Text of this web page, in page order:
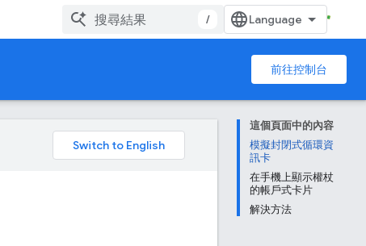
/
前往控制台
這個頁面中的內容
模擬封閉式循環資
訊卡
在手機上顯示權杖
的帳戶式卡片
解決方法